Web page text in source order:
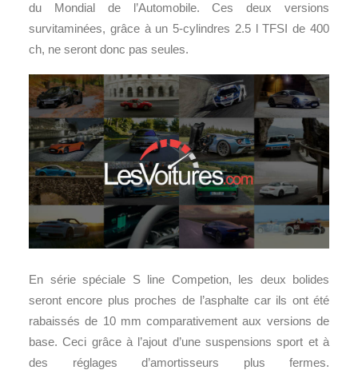
du Mondial de l’Automobile. Ces deux versions
survitaminées, grâce à un 5-cylindres 2.5 l TFSI de 400
ch, ne seront donc pas seules.
En série spéciale S line Competion, les deux bolides
seront encore plus proches de l’asphalte car ils ont été
rabaissés de 10 mm comparativement aux versions de
base. Ceci grâce à l’ajout d’une suspensions sport et à
des réglages d’amortisseurs plus fermes.